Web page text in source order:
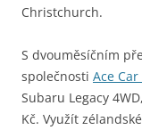
Christchurch.
S dvouměsíčním
společnosti Ace
Subaru Legacy
Kč. Využít